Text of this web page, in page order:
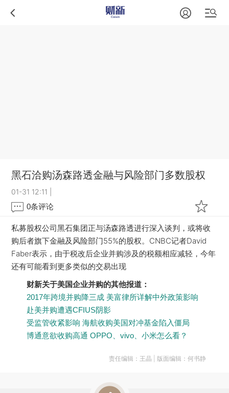
黑石洽购汤森路透金融与风险部门多数股权
01-31 12:11
0条评论
私募股权公司黑石集团正与汤森路透进行深入谈判，或将收
购后者旗下金融及风险部门55%的股权。CNBC记者David
Faber表示，由于税改后企业并购涉及的税额相应减轻，今年
还有可能看到更多类似的交易出现
财新关于美国企业并购的其他报道：
2017年跨境并购降三成 美富律所详解中外政策影响
赴美并购遭遇CFIUS阴影
受监管收紧影响 海航收购美国对冲基金陷入僵局
博通意欲收购高通 OPPO、vivo、小米怎么看？
责任编辑：王晶 | 版面编辑：何书静